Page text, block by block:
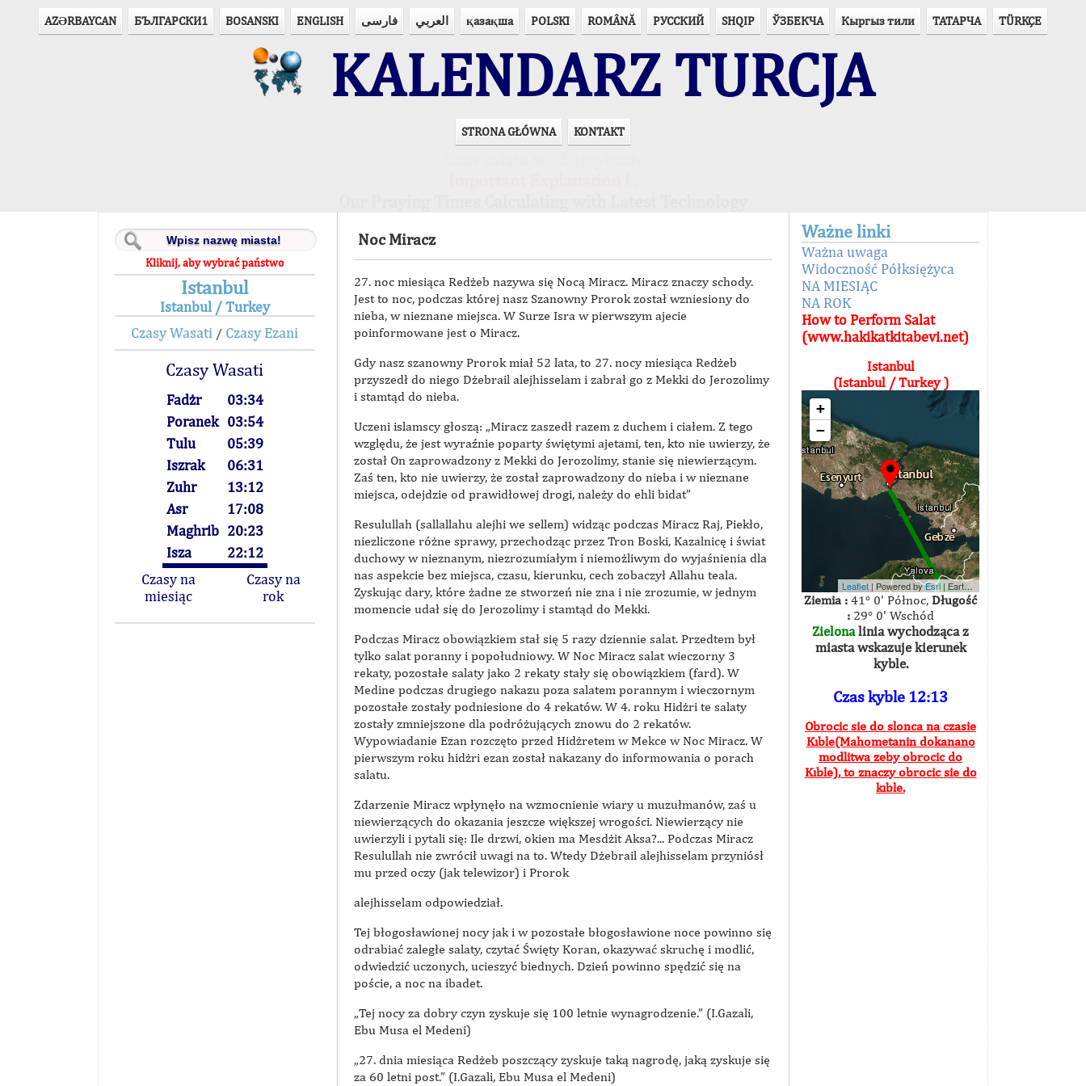
AZӘRBAYCAN БЪЛГАРСКИ1 BOSANSKI ENGLISH فارسی العربي қазақша POLSKI ROMÂNĂ РУССКИЙ SHQIP ЎЗБЕКЧА Кыргыз тили ТАТАРЧА TÜRKÇE
KALENDARZ TURCJA
STRONA GŁÓWNA KONTAKT
Kliknij, aby wybrać państwo
Istanbul
Istanbul / Turkey
Czasy Wasati / Czasy Ezani
Czasy Wasati
Fadżr
03:34
Poranek 03:54
Tulu
05:39
Iszrak
06:31
Zuhr
13:12
Asr
17:08
Maghrib 20:23
Isza
22:12
Czasy na
miesiąc
Czasy na
rok
Noc Miracz
27. noc miesiąca Redżeb nazywa się Nocą Miracz. Miracz znaczy schody.
Jest to noc, podczas której nasz Szanowny Prorok został wzniesiony do
nieba, w nieznane miejsca. W Surze Isra w pierwszym ajecie
poinformowane jest o Miracz.
Gdy nasz szanowny Prorok miał 52 lata, to 27. nocy miesiąca Redżeb
przyszedł do niego Dżebrail alejhisselam i zabrał go z Mekki do Jerozolimy
i stamtąd do nieba.
Uczeni islamscy głoszą: „Miracz zaszedł razem z duchem i ciałem. Z tego
względu, że jest wyraźnie poparty świętymi ajetami, ten, kto nie uwierzy, że
został On zaprowadzony z Mekki do Jerozolimy, stanie się niewierzącym.
Zaś ten, kto nie uwierzy, że został zaprowadzony do nieba i w nieznane
miejsca, odejdzie od prawidłowej drogi, należy do ehli bidat”
Resulullah (sallallahu alejhi we sellem) widząc podczas Miracz Raj, Piekło,
niezliczone różne sprawy, przechodząc przez Tron Boski, Kazalnicę i świat
duchowy w nieznanym, niezrozumiałym i niemożliwym do wyjaśnienia dla
nas aspekcie bez miejsca, czasu, kierunku, cech zobaczył Allahu teala.
Zyskując dary, które żadne ze stworzeń nie zna i nie zrozumie, w jednym
momencie udał się do Jerozolimy i stamtąd do Mekki.
Podczas Miracz obowiązkiem stał się 5 razy dziennie salat. Przedtem był
tylko salat poranny i popołudniowy. W Noc Miracz salat wieczorny 3
rekaty, pozostałe salaty jako 2 rekaty stały się obowiązkiem (fard). W
Medine podczas drugiego nakazu poza salatem porannym i wieczornym
pozostałe zostały podniesione do 4 rekatów. W 4. roku Hidżri te salaty
zostały zmniejszone dla podróżujących znowu do 2 rekatów.
Wypowiadanie Ezan rozczęto przed Hidżretem w Mekce w Noc Miracz. W
pierwszym roku hidżri ezan został nakazany do informowania o porach
salatu.
Zdarzenie Miracz wpłynęło na wzmocnienie wiary u muzułmanów, zaś u
niewierzących do okazania jeszcze większej wrogości. Niewierzący nie
uwierzyli i pytali się: Ile drzwi, okien ma Mesdżit Aksa?... Podczas Miracz
Resulullah nie zwrócił uwagi na to. Wtedy Dżebrail alejhisselam przyniósł
mu przed oczy (jak telewizor) i Prorok
alejhisselam odpowiedział.
Tej błogosławionej nocy jak i w pozostałe błogosławione noce powinno się
odrabiać zaległe salaty, czytać Święty Koran, okazywać skruchę i modlić,
odwiedzić uczonych, ucieszyć biednych. Dzień powinno spędzić się na
poście, a noc na ibadet.
„Tej nocy za dobry czyn zyskuje się 100 letnie wynagrodzenie.” (I.Gazali,
Ebu Musa el Medeni)
„27. dnia miesiąca Redżeb poszczący zyskuje taką nagrodę, jaką zyskuje się
za 60 letni post.” (I.Gazali, Ebu Musa el Medeni)
Ważne linki
Ważna uwaga
Widoczność Półksiężyca
NA MIESIĄC
NA ROK
How to Perform Salat
(www.hakikatkitabevi.net)
Istanbul
(Istanbul / Turkey )
+
−
Leaflet | Powered byEsri| Earthstar Geographics
Ziemia : 41° 0' Północ, Długość
: 29° 0' Wschód
Zielonalinia wychodząca z
miasta wskazuje kierunek
kyble.
Czas kyble 12:13
Obrocic sie do slonca na czasie
Kıble(Mahometanin dokanano
modlitwa zeby obrocic do
Kıble), to znaczy obrocic sie do
kıble.